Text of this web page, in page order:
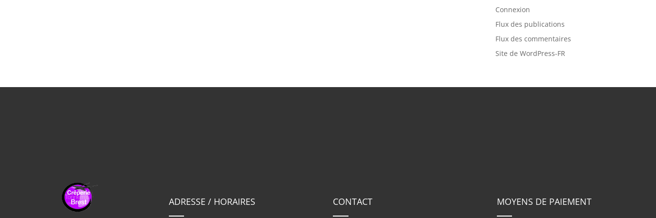
Connexion
Flux des publications
Flux des commentaires
Site de WordPress-FR
ADRESSE / HORAIRES CONTACT MOYENS DE PAIEMENT